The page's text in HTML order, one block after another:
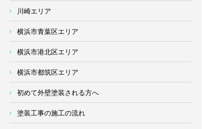
川崎エリア
横浜市青葉区エリア
横浜市港北区エリア
横浜市都筑区エリア
初めて外壁塗装される方へ
塗装工事の施工の流れ